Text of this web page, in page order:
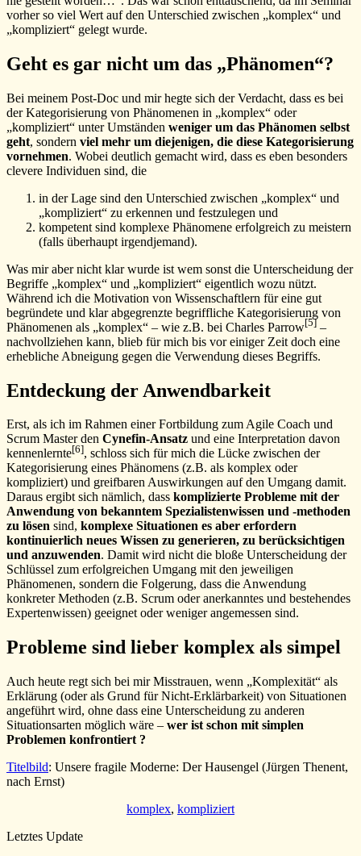
vorher so viel Wert auf den Unterschied zwischen „komplex“ und
„kompliziert“ gelegt wurde.
Geht es gar nicht um das „Phänomen“?
Bei meinem Post-Doc und mir hegte sich der Verdacht, dass es bei
der Kategorisierung von Phänomenen in „komplex“ oder
„kompliziert“ unter Umständen weniger um das Phänomen selbst
geht, sondern viel mehr um diejenigen, die diese Kategorisierung
vornehmen. Wobei deutlich gemacht wird, dass es eben besonders
clevere Individuen sind, die
in der Lage sind den Unterschied zwischen „komplex“ und
„kompliziert“ zu erkennen und festzulegen und
kompetent sind komplexe Phänomene erfolgreich zu meistern
(falls überhaupt irgendjemand).
Was mir aber nicht klar wurde ist wem sonst die Unterscheidung der
Begriffe „komplex“ und „kompliziert“ eigentlich wozu nützt.
Während ich die Motivation von Wissenschaftlern für eine gut
begründete und klar abgegrenzte begriffliche Kategorisierung von
Phänomenen als „komplex“ – wie z.B. bei Charles Parrow[5] –
nachvollziehen kann, blieb für mich bis vor einiger Zeit doch eine
erhebliche Abneigung gegen die Verwendung dieses Begriffs.
Entdeckung der Anwendbarkeit
Erst, als ich im Rahmen einer Fortbildung zum Agile Coach und
Scrum Master den Cynefin-Ansatz und eine Interpretation davon
kennenlernte[6], schloss sich für mich die Lücke zwischen der
Kategorisierung eines Phänomens (z.B. als komplex oder
kompliziert) und greifbaren Auswirkungen auf den Umgang damit.
Daraus ergibt sich nämlich, dass komplizierte Probleme mit der
Anwendung von bekanntem Spezialistenwissen und -methoden
zu lösen sind, komplexe Situationen es aber erfordern
kontinuierlich neues Wissen zu generieren, zu berücksichtigen
und anzuwenden. Damit wird nicht die bloße Unterscheidung der
Schlüssel zum erfolgreichen Umgang mit den jeweiligen
Phänomenen, sondern die Folgerung, dass die Anwendung
konkreter Methoden (z.B. Scrum oder anerkanntes und bestehendes
Expertenwissen) geeignet oder weniger angemessen sind.
Probleme sind lieber komplex als simpel
Auch heute regt sich bei mir Misstrauen, wenn „Komplexität“ als
Erklärung (oder als Grund für Nicht-Erklärbarkeit) von Situationen
angeführt wird, ohne dass eine Unterscheidung zu anderen
Situationsarten möglich wäre – wer ist schon mit simplen
Problemen konfrontiert ?
Titelbild: Unsere fragile Moderne: Der Hausengel (Jürgen Thenent,
nach Ernst)
komplex, kompliziert
Letztes Update